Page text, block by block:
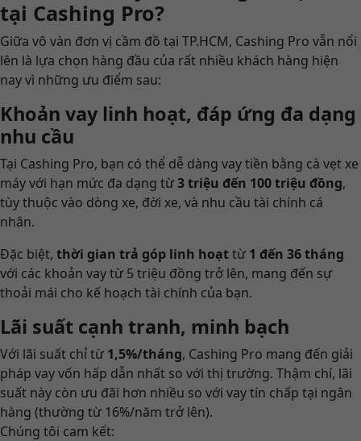
tại Cashing Pro?
Giữa vô vàn đơn vị cầm đồ tại TP.HCM, Cashing Pro vẫn nổi
lên là lựa chọn hàng đầu của rất nhiều khách hàng hiện
nay vì những ưu điểm sau:
Khoản vay linh hoạt, đáp ứng đa dạng
nhu cầu
Tại Cashing Pro, bạn có thể dễ dàng vay tiền bằng cà vẹt xe
máy với hạn mức đa dạng từ3 triệu đến 100 triệu đồng,
tùy thuộc vào dòng xe, đời xe, và nhu cầu tài chính cá
nhân.
Đặc biệt, thời gian trả góp linh hoạttừ 1 đến 36 tháng
với các khoản vay từ 5 triệu đồng trở lên, mang đến sự
thoải mái cho kế hoạch tài chính của bạn.
Lãi suất cạnh tranh, minh bạch
Với lãi suất chỉ từ 1,5%/tháng, Cashing Pro mang đến giải
pháp vay vốn hấp dẫn nhất so với thị trường. Thậm chí, lãi
suất này còn ưu đãi hơn nhiều so với vay tín chấp tại ngân
hàng (thường từ 16%/năm trở lên).
Chúng tôi cam kết: